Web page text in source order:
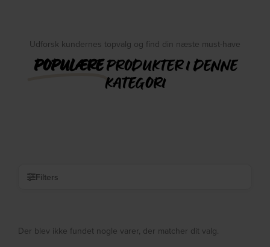
Udforsk kundernes topvalg og find din næste must-have
POPULÆREPRODUKTER I DENNE
KATEGORI
Filters
Der blev ikke fundet nogle varer, der matcher dit valg.